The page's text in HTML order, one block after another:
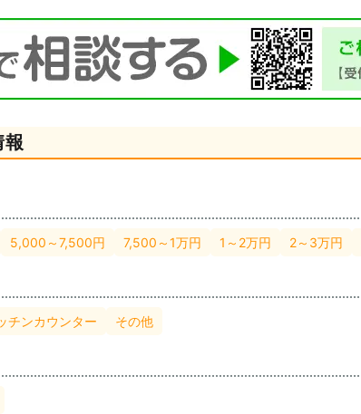
5,000～7,500円 7,500～1万円 1～2万円 2～3万円
チンカウンター その他